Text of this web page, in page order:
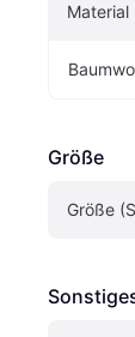
Material
Größe
Größe